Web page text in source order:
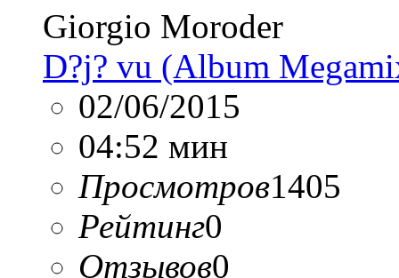
Giorgio Moroder
D?j? vu (Album
02/06/2015
04:52 мин
Просмотров1405
Рейтинг0
Отзывов0